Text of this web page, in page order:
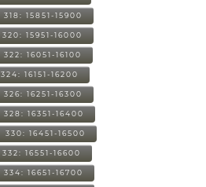
318: 15851-15900
320: 15951-16000
322: 16051-16100
324: 16151-16200
326: 16251-16300
328: 16351-16400
330: 16451-16500
332: 16551-16600
334: 16651-16700